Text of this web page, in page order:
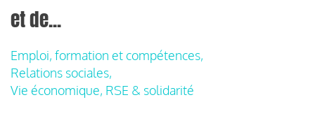
et de...
Emploi, formation et compétences,
Relations sociales,
Vie économique, RSE & solidarité